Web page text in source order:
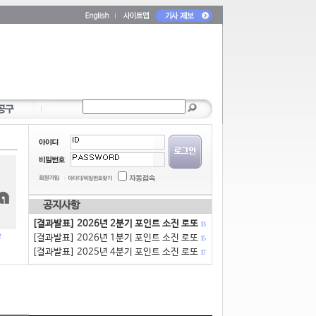
공지사항
[결과발표] 2026년 2분기 포인트 소진 로또 13
[결과발표] 2026년 1분기 포인트 소진 로또 15
[결과발표] 2025년 4분기 포인트 소진 로또 17